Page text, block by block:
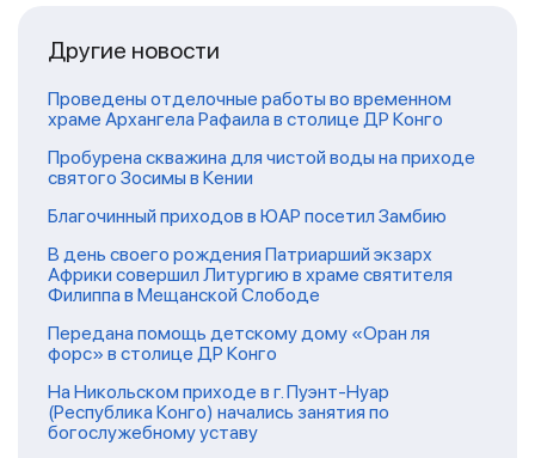
Другие новости
Проведены отделочные работы во временном
храме Архангела Рафаила в столице ДР Конго
Пробурена скважина для чистой воды на приходе
святого Зосимы в Кении
Благочинный приходов в ЮАР посетил Замбию
В день своего рождения Патриарший экзарх
Африки совершил Литургию в храме святителя
Филиппа в Мещанской Слободе
Передана помощь детскому дому «Оран ля
форс» в столице ДР Конго
На Никольском приходе в г. Пуэнт-Нуар
(Республика Конго) начались занятия по
богослужебному уставу